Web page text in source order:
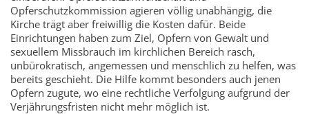
Opferschutzkommission agieren völlig unabhängig, die
Kirche trägt aber freiwillig die Kosten dafür. Beide
Einrichtungen haben zum Ziel, Opfern von Gewalt und
sexuellem Missbrauch im kirchlichen Bereich rasch,
unbürokratisch, angemessen und menschlich zu helfen, was
bereits geschieht. Die Hilfe kommt besonders auch jenen
Opfern zugute, wo eine rechtliche Verfolgung aufgrund der
Verjährungsfristen nicht mehr möglich ist.